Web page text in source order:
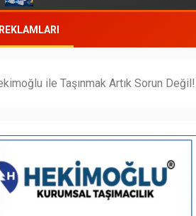
ile Taşınmak Artık Sorun Değil!